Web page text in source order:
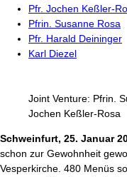
Pfr. Jochen Keßler-
Pfrin. Susanne Rosa
Pfr. Harald Deininger
Karl Diezel
Joint Venture: Pfrin.
Jochen Keßler-Rosa
Schweinfurt, 25. Januar
schon zur Gewohnheit
Vesperkirche. 480 Menüs